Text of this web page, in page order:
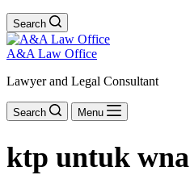
Search
A&A Law Office
Lawyer and Legal Consultant
Search Menu
ktp untuk wna